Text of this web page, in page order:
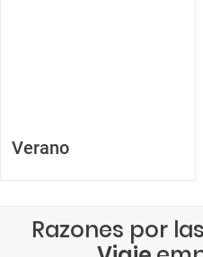
Verano
Razones por